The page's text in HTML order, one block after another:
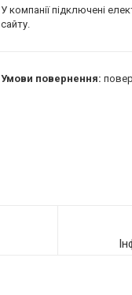
У компанії підключені
сайту.